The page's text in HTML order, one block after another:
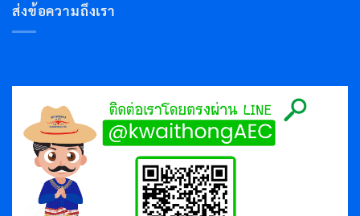
ส่งข้อความถึงเรา